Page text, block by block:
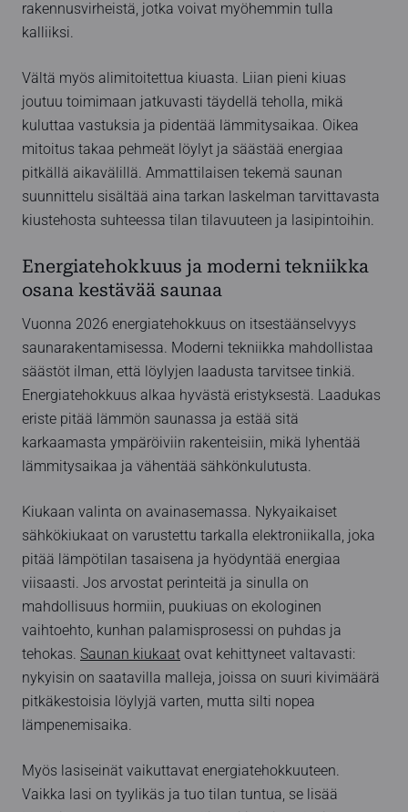
rakennusvirheistä, jotka voivat myöhemmin tulla
kalliiksi.
Vältä myös alimitoitettua kiuasta. Liian pieni kiuas
joutuu toimimaan jatkuvasti täydellä teholla, mikä
kuluttaa vastuksia ja pidentää lämmitysaikaa. Oikea
mitoitus takaa pehmeät löylyt ja säästää energiaa
pitkällä aikavälillä. Ammattilaisen tekemä saunan
suunnittelu sisältää aina tarkan laskelman tarvittavasta
kiustehosta suhteessa tilan tilavuuteen ja lasipintoihin.
Energiatehokkuus ja moderni tekniikka
osana kestävää saunaa
Vuonna 2026 energiatehokkuus on itsestäänselvyys
saunarakentamisessa. Moderni tekniikka mahdollistaa
säästöt ilman, että löylyjen laadusta tarvitsee tinkiä.
Energiatehokkuus alkaa hyvästä eristyksestä. Laadukas
eriste pitää lämmön saunassa ja estää sitä
karkaamasta ympäröiviin rakenteisiin, mikä lyhentää
lämmitysaikaa ja vähentää sähkönkulutusta.
Kiukaan valinta on avainasemassa. Nykyaikaiset
sähkökiukaat on varustettu tarkalla elektroniikalla, joka
pitää lämpötilan tasaisena ja hyödyntää energiaa
viisaasti. Jos arvostat perinteitä ja sinulla on
mahdollisuus hormiin, puukiuas on ekologinen
vaihtoehto, kunhan palamisprosessi on puhdas ja
tehokas. Saunan kiukaat ovat kehittyneet valtavasti:
nykyisin on saatavilla malleja, joissa on suuri kivimäärä
pitkäkestoisia löylyjä varten, mutta silti nopea
lämpenemisaika.
Myös lasiseinät vaikuttavat energiatehokkuuteen.
Vaikka lasi on tyylikäs ja tuo tilan tuntua, se lisää